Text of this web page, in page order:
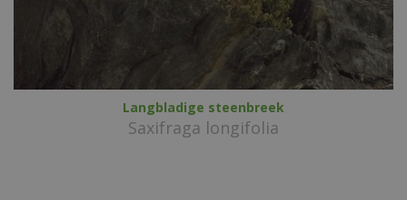
Langbladige steenbreek
Saxifraga longifolia